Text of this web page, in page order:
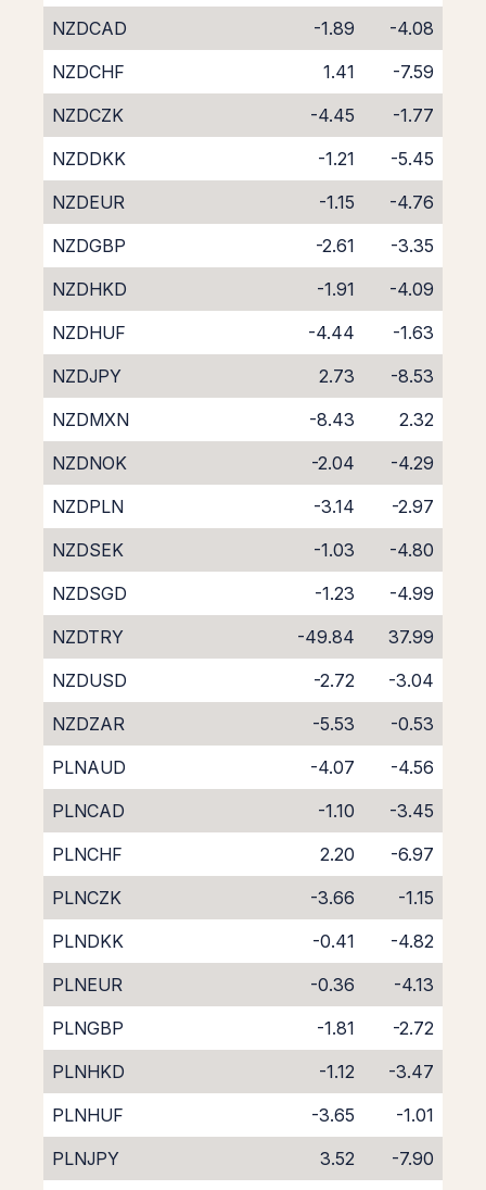
NZDCAD
-1.89
-4.08
NZDCHF
1.41
-7.59
NZDCZK
-4.45
-1.77
NZDDKK
-1.21
-5.45
NZDEUR
-1.15
-4.76
NZDGBP
-2.61
-3.35
NZDHKD
-1.91
-4.09
NZDHUF
-4.44
-1.63
NZDJPY
2.73
-8.53
NZDMXN
-8.43
2.32
NZDNOK
-2.04
-4.29
NZDPLN
-3.14
-2.97
NZDSEK
-1.03
-4.80
NZDSGD
-1.23
-4.99
NZDTRY
-49.84
37.99
NZDUSD
-2.72
-3.04
NZDZAR
-5.53
-0.53
PLNAUD
-4.07
-4.56
PLNCAD
-1.10
-3.45
PLNCHF
2.20
-6.97
PLNCZK
-3.66
-1.15
PLNDKK
-0.41
-4.82
PLNEUR
-0.36
-4.13
PLNGBP
-1.81
-2.72
PLNHKD
-1.12
-3.47
PLNHUF
-3.65
-1.01
PLNJPY
3.52
-7.90